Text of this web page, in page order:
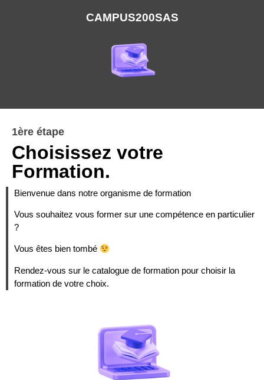
CAMPUS200SAS
1ère étape
Choisissez votre
Formation.
Bienvenue dans notre organisme de formation
Vous souhaitez vous former sur une compétence en particulier
?
Vous êtes bien tombé
Rendez-vous sur le catalogue de formation pour choisir la
formation de votre choix.